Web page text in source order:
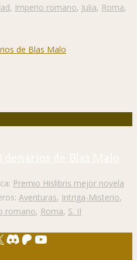
, Imperio romano, Julia, Roma,
denarios de Blas Malo
Premio Hislibris mejor novela
Aventuras, Intriga-Misterio,
romano, Roma, S. II
Discord
Patreon
YouTube